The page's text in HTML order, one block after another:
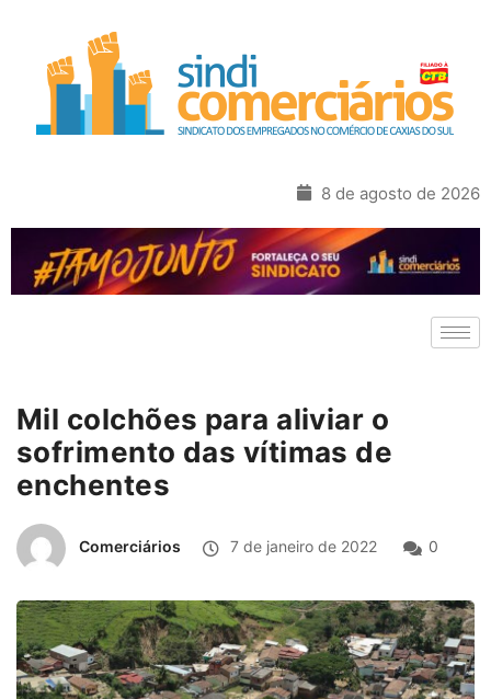
8 de agosto de 2026
Mil colchões para aliviar o
sofrimento das vítimas de
enchentes
Comerciários 7 de janeiro de 2022 0